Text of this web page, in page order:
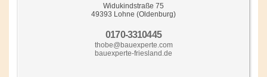
Widukindstraße 75
49393 Lohne (Oldenburg)
0170-3310445
thobe@bauexperte.com
bauexperte-friesland.de